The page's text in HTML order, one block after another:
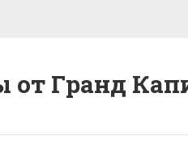
от Гранд